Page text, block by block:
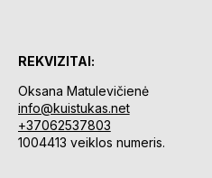
REKVIZITAI:
Oksana Matulevičienė
info@kuistukas.net
+37062537803
1004413 veiklos numeris.